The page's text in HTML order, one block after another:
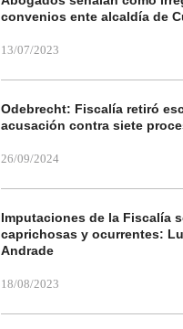
convenios ente alcaldía de
13/07/2023
Odebrecht: Fiscalía retiró
acusación contra siete
26/09/2024
Imputaciones de la Fiscalía
caprichosas y ocurrentes:
Andrade
18/08/2023